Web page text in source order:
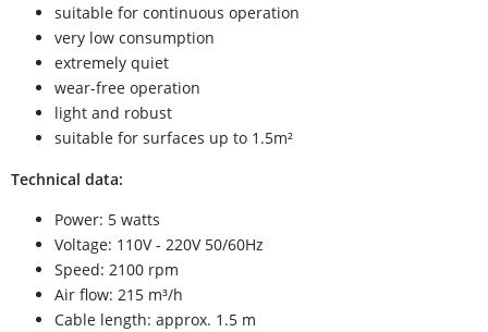
suitable for continuous operation
very low consumption
extremely quiet
wear-free operation
light and robust
suitable for surfaces up to 1.5m²
Technical data:
Power: 5 watts
Voltage: 110V - 220V 50/60Hz
Speed: 2100 rpm
Air flow: 215 m³/h
Cable length: approx. 1.5 m